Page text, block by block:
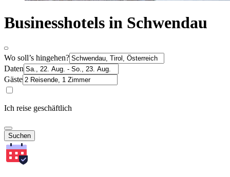
Businesshotels in Schwendau
Wo soll’s hingehen?
Daten
Gäste
Ich reise geschäftlich
Suchen